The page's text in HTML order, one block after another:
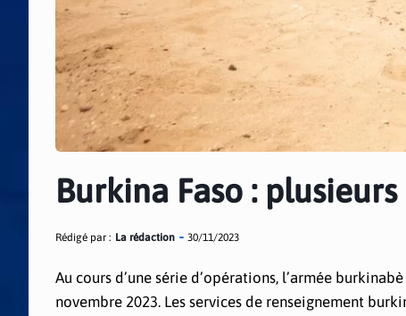
Burkina Faso :
Rédigé par : La rédaction 30/11/2023
Au cours d’une série d’opérations, l’armée
novembre 2023. Les services de renseignement